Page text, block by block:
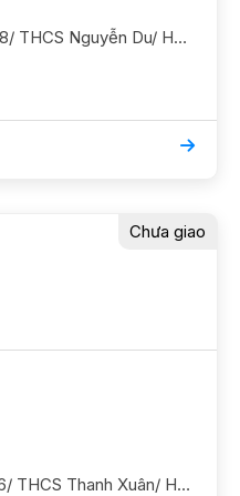
Yêu cầu khác: DT788 Toán 8/ THCS Nguyễn Du/ HS nữ Cần học chắc cơ bản và ôn luyện nâng cao thêm GS nữ. ĐC Trung Văn, Nam Từ Liêm (ngã tư Trung Văn, Tố Hữu) GS có kinh nghiệm dạy lớp 8. Học phí 160 - 200k/b/2h
Chưa giao
Yêu cầu khác: ST085 Toán 6/ THCS Thanh Xuân/ HS nữ/ HL Khá HS lớp chọn Toán nhưng chưa tốt môn Toán, cần học chắc kiến thức và nâng cao thêm GS Nữ. ĐC CC Đại Kim Building, Đại Kim, Hoàng Mai Học phí 150 - 170k/b/2h